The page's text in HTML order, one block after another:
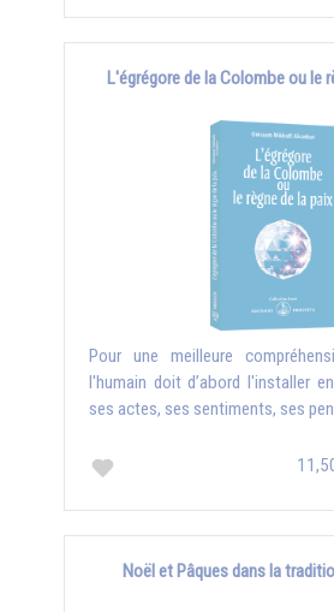
L'égrégore de la Colombe ou le
Pour une meilleure
l'humain doit d’abord l'installer
ses actes, ses sentiments, ses
Noël et Pâques dans la